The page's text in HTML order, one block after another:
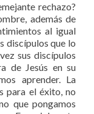
rechazo?
además de
al igual
discípulos que lo
sus discípulos
de Jesús en su
aprender. La
para el éxito, no
que pongamos